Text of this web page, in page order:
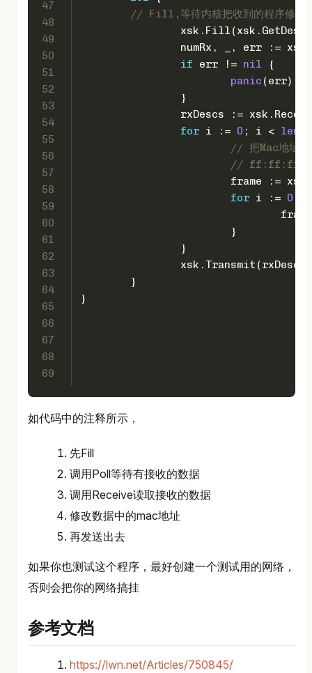
47
48
49
50
51
52
53
54
55
56
57
58
59
60
61
62
63
64
65
66
67
68
69
// Fill,等待内核把收到的程序修到
numRx, _, err :=
if err != nil {
panic (err)
		}
rxDescs :=
for i := 0 ; i < len
// 把Mac地址修
//
frame :=
for i := 0
			}
		}
	}
}
如代码中的注释所示，
先Fill
调用Poll等待有接收的数据
调用Receive读取接收的数据
修改数据中的mac地址
再发送出去
如果你也测试这个程序，最好创建一个测试用的网络，
否则会把你的网络搞挂
参考文档
https://lwn.net/Articles/750845/